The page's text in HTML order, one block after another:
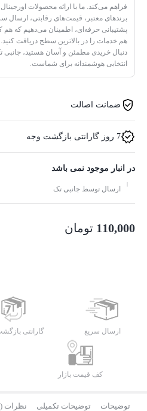
فراهم می‌کند. ما با ارائه محصولات اورجینال
برندهای معتبر، قیمت‌های رقابتی، ارسال
پشتیبانی حرفه‌ای، اطمینان می‌دهیم که هم
هم خدمات را در بالاترین سطح دریافت کنید.
دنبال خریدی مطمئن و آسان هستید، جانبی
انتخابی هوشمندانه برای شماست.
ضمانت اصالت
7 روز گارانتی بازگشت وجه
در انبار موجود نمی باشد
ارسال توسط جانبی تک
110,000 تومان
ارسال سریع گارانتی
کف قیمت بازار
توضیحات توضیحات تکمیلی نظرات (0)